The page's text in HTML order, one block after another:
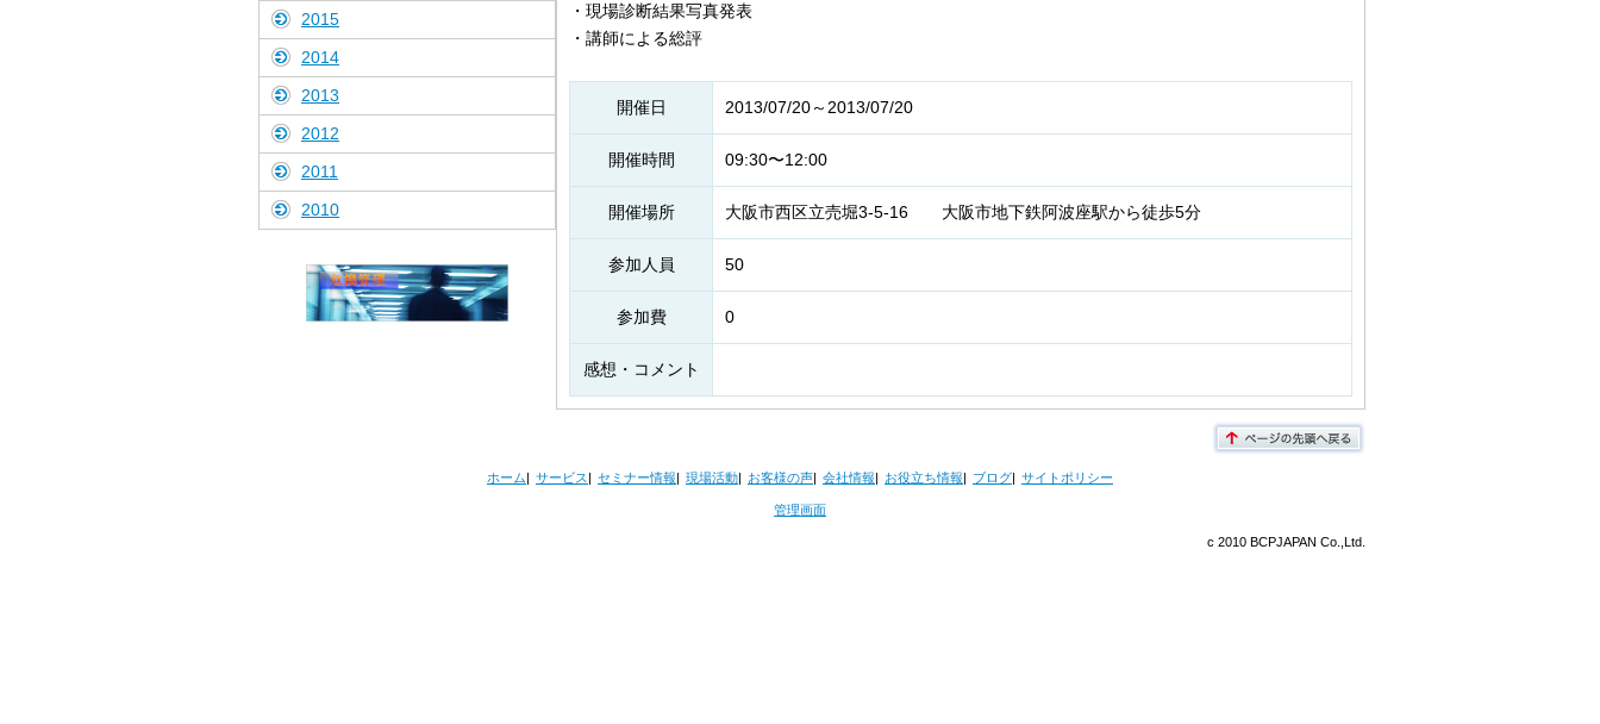
・現場診断結果写真発表
・講師による総評
開催日 2013/07/20～2013/07/20
開催時間 09:30〜12:00
開催場所 大阪市西区立売堀3-5-16 大阪市地下鉄阿波座駅から徒歩5分
参加人員 50
参加費 0
感想・コメント
2015
2014
2013
2012
2011
2010
ホーム サービス セミナー情報 現場活動 お客様の声 会社情報 お役立ち情報 ブログ サイトポリシー
管理画面
c 2010 BCPJAPAN Co.,Ltd.